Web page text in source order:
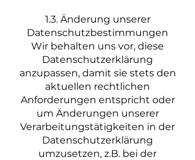
1.3. Änderung unserer
Datenschutzbestimmungen
Wir behalten uns vor, diese
Datenschutzerklärung
anzupassen, damit sie stets den
aktuellen rechtlichen
Anforderungen entspricht oder
um Änderungen unserer
Verarbeitungstätigkeiten in der
Datenschutzerklärung
umzusetzen, z.B. bei der